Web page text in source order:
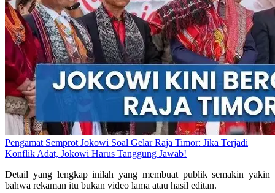
Pengamat Semprot Jokowi Soal Gelar Raja Timor: Jika Terjadi
Konflik Adat, Jokowi Harus Tanggung Jawab!
Detail yang lengkap inilah yang membuat publik semakin yakin
bahwa rekaman itu bukan video lama atau hasil editan.